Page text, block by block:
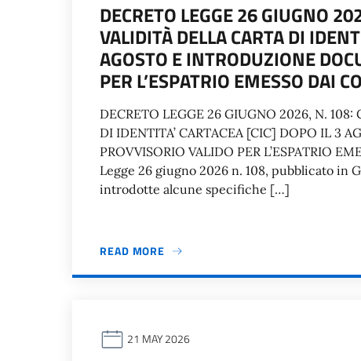
DECRETO LEGGE 26 GIUGNO
VALIDITÀ DELLA CARTA DI
AGOSTO E INTRODUZIONE
PER L’ESPATRIO EMESSO DAI
DECRETO LEGGE 26 GIUGNO 2026, N.
DI IDENTITA’ CARTACEA [CIC] DOPO IL 3
PROVVISORIO VALIDO PER L’ESPATRIO
Legge 26 giugno 2026 n. 108, pubblicato in
introdotte alcune specifiche […]
READ MORE
21 MAY 2026